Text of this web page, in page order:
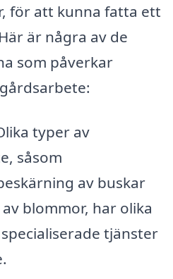
för att kunna fatta ett
är några av de
som påverkar
typer av
såsom
av buskar
blommor, har olika
tjänster